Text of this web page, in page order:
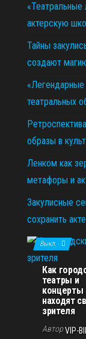
актерскую
Тайны
создают
театральных
образы в
Ленком как
метафоры и
Закулисные
сохранить02.07.2026
Выкл.
Как
театры и
концерты
находят
зрителя
АвторVIP-